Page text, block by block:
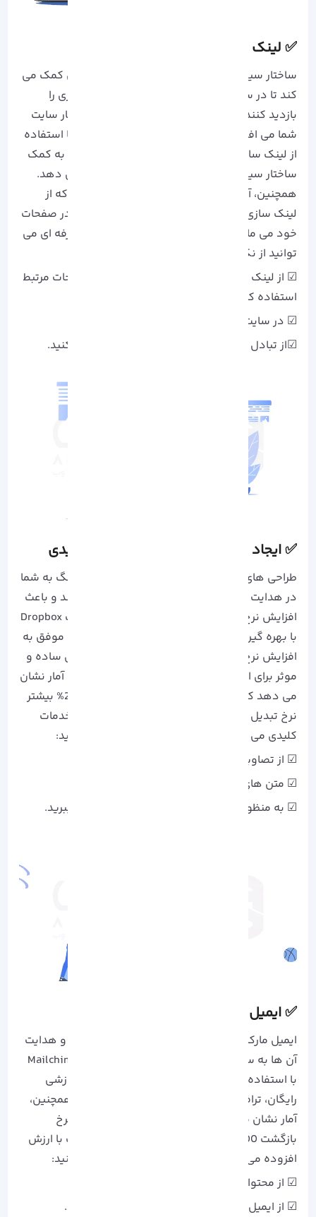
✅ لینک سازی داخلی و خارجی حرفه ای
ساختار سیلو (silo) و لینک سازی داخلی به کاربران کمک می
کند تا در سایت شما بیشتر بمانند و صفحات بیشتری را
بازدید کنند، در حالی که لینک سازی خارجی به اعتبار سایت
شما می افزاید. به عنوان مثال، سایت Wikipedia با استفاده
از لینک سازی داخلی و خارجی و سازماندهی محتوا به کمک
ساختار سیلو، توانسته است ترافیک خود را افزایش دهد.
همچنین، آمار نشان می دهد که وب سایت هایی که از
لینک سازی داخلی استفاده می کنند، 20% بیشتر در صفحات
خود می مانند. برای لینک سازی داخلی و خارجی حرفه ای می
توانید از نکات زیر برای اجرا استفاده کنید:
☑ از لینک های داخلی برای هدایت کاربران به صفحات مرتبط
استفاده کنید.
☑ در سایت های معتبر مهمان نویسی کنید.
☑از تبادل لینک با سایت های غیر رقیب استفاده کنید.
✅ ایجاد صفحات لندینگ برای خدمات کلیدی
طراحی های CTA جذاب و استفاده از صفحات لندینگ به شما
در هدایت کاربران به یک صفحه خاص کمک می کند و باعث
افزایش نرخ تبدیل می شود. به عنوان مثال، سایت Dropbox
با بهره گیری از صفحات لندینگ و CTA های جذاب، موفق به
افزایش نرخ تبدیل خود شده است و از طراحی های ساده و
موثر برای این صفحات استفاده می کند. همچنین، آمار نشان
می دهد که صفحات لندینگ با CTA های واضح، 25% بیشتر
نرخ تبدیل دارند. برای ایجاد صفحات لندینگ برای خدمات
کلیدی می توانید از نکات زیر برای اجرا استفاده کنید:
☑ از تصاویر جذاب و مرتبط استفاده کنید.
☑ متن های کوتاه اما موثر بنویسید.
☑ به منظور بهینه سازی، از تست های A/B بهره ببرید.
✅ ایمیل مارکتینگ با ارزش افزوده
ایمیل مارکتینگ ابزاری موثر برای ارتباط با مخاطبان و هدایت
آن ها به سایت شماست. به عنوان مثال، سایت Mailchimp
با استفاده از ایمیل مارکتینگ و ارسال محتوای آموزشی
رایگان، ترافیک سایت خود را افزایش داده است. همچنین،
آمار نشان می دهد که ایمیل مارکتینگ می تواند نرخ
بازگشت 4400% داشته باشد. برای ایمیل مارکتینگ با ارزش
افزوده می توانید از نکات زیر برای اجرا استفاده کنید:
☑ از محتوای باارزش برای مخاطبان استفاده کنید.
☑ از ایمیل های شخصی سازی شده استفاده کنید.